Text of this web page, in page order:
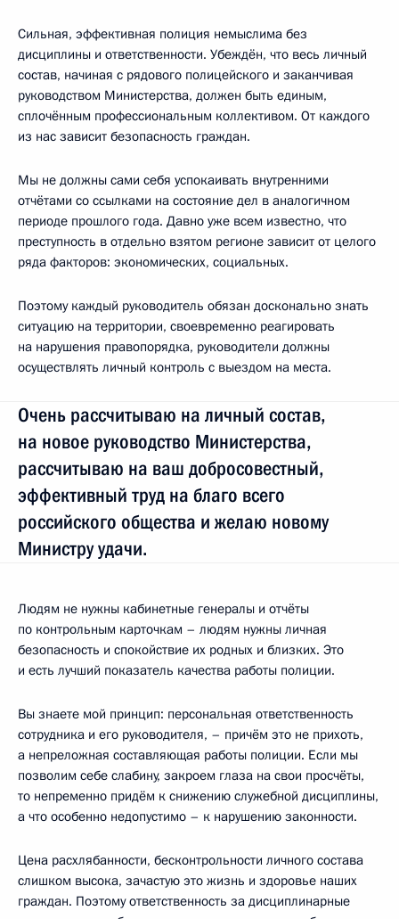
Сильная, эффективная полиция немыслима без
дисциплины и ответственности. Убеждён, что весь личный
состав, начиная с рядового полицейского и заканчивая
руководством Министерства, должен быть единым,
сплочённым профессиональным коллективом. От каждого
из нас зависит безопасность граждан.
Мы не должны сами себя успокаивать внутренними
отчётами со ссылками на состояние дел в аналогичном
периоде прошлого года. Давно уже всем известно, что
преступность в отдельно взятом регионе зависит от целого
ряда факторов: экономических, социальных.
Поэтому каждый руководитель обязан досконально знать
ситуацию на территории, своевременно реагировать
на нарушения правопорядка, руководители должны
осуществлять личный контроль с выездом на места.
Очень рассчитываю на личный состав,
на новое руководство Министерства,
рассчитываю на ваш добросовестный,
эффективный труд на благо всего
российского общества и желаю новому
Министру удачи.
Людям не нужны кабинетные генералы и отчёты
по контрольным карточкам – людям нужны личная
безопасность и спокойствие их родных и близких. Это
и есть лучший показатель качества работы полиции.
Вы знаете мой принцип: персональная ответственность
сотрудника и его руководителя, – причём это не прихоть,
а непреложная составляющая работы полиции. Если мы
позволим себе слабину, закроем глаза на свои просчёты,
то непременно придём к снижению служебной дисциплины,
а что особенно недопустимо – к нарушению законности.
Цена расхлябанности, бесконтрольности личного состава
слишком высока, зачастую это жизнь и здоровье наших
граждан. Поэтому ответственность за дисциплинарные